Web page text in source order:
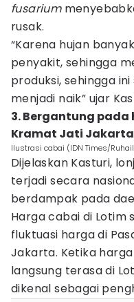
fusarium
rusak.
“Karena hujan
penyakit, sehingga
produksi, sehingga
menjadi naik” ujar
3. Bergantung
Kramat Jati Jakarta
Ilustrasi cabai (IDN Times/
Dijelaskan Kasturi,
terjadi secara
berdampak pada
Harga cabai di Lotim
fluktuasi harga di
Jakarta. Ketika
langsung terasa di
dikenal sebagai